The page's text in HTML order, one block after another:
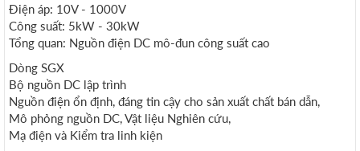
Điện áp: 10V - 1000V
Công suất: 5kW - 30kW
Tổng quan: Nguồn điện DC mô-đun công suất cao
Dòng SGX
Bộ nguồn DC lập trình
Nguồn điện ổn định, đáng tin cậy cho sản xuất chất bán dẫn,
Mô phỏng nguồn DC, Vật liệu Nghiên cứu,
Mạ điện và Kiểm tra linh kiện